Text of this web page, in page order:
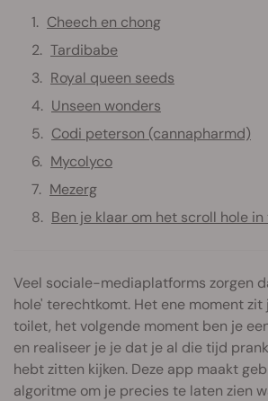
Cheech en chong
Tardibabe
Royal queen seeds
Unseen wonders
Codi peterson (cannapharmd)
Mycolyco
Mezerg
Ben je klaar om het scroll hole in
Veel sociale-mediaplatforms zorgen
hole' terechtkomt. Het ene moment
toilet, het volgende moment ben je
en realiseer je je dat je al die tijd
hebt zitten kijken. Deze app maakt
algoritme om je precies te laten zien